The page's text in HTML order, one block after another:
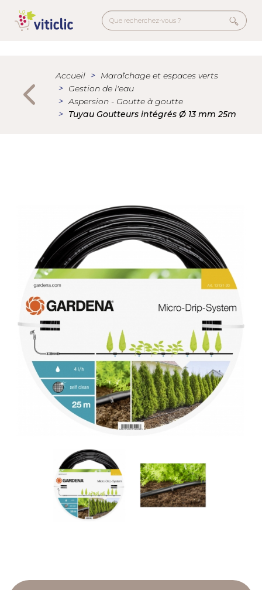
contenu
Accueil
Maraîchage et espaces verts
Gestion de l'eau
Aspersion - Goutte à goutte
Tuyau Goutteurs intégrés Ø 13 mm 25m